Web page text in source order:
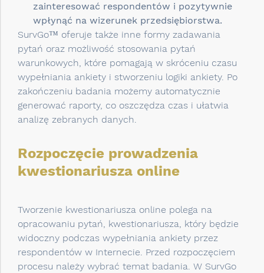
zainteresować respondentów i pozytywnie
wpłynąć na wizerunek przedsiębiorstwa.
SurvGo™ oferuje także inne formy zadawania
pytań oraz możliwość stosowania pytań
warunkowych, które pomagają w skróceniu czasu
wypełniania ankiety i stworzeniu logiki ankiety. Po
zakończeniu badania możemy automatycznie
generować raporty, co oszczędza czas i ułatwia
analizę zebranych danych.
Rozpoczęcie prowadzenia
kwestionariusza online
Tworzenie kwestionariusza online polega na
opracowaniu pytań, kwestionariusza, który będzie
widoczny podczas wypełniania ankiety przez
respondentów w Internecie. Przed rozpoczęciem
procesu należy wybrać temat badania. W SurvGo